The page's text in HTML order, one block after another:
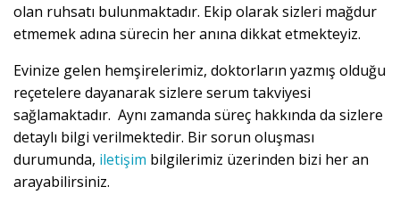
olan ruhsatı bulunmaktadır. Ekip olarak sizleri mağdur
etmemek adına sürecin her anına dikkat etmekteyiz.
Evinize gelen hemşirelerimiz, doktorların yazmış olduğu
reçetelere dayanarak sizlere serum takviyesi
sağlamaktadır. Aynı zamanda süreç hakkında da sizlere
detaylı bilgi verilmektedir. Bir sorun oluşması
durumunda, iletişim bilgilerimiz üzerinden bizi her an
arayabilirsiniz.